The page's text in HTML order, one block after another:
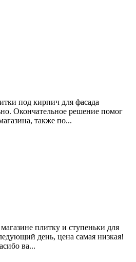
под кирпич для фасада
Окончательное решение помог
также по...
плитку и ступеньки для
день, цена самая низкая!
ва...